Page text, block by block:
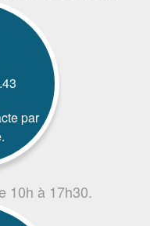
par
10h à 17h30.